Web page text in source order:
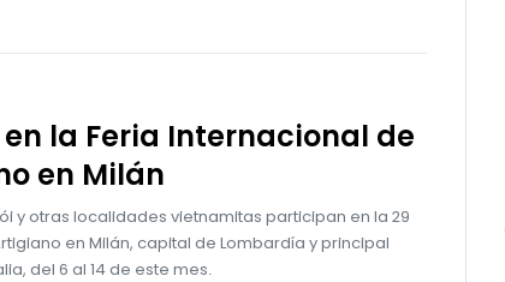
la Feria Internacional de
en Milán
y otras localidades vietnamitas participan en la 29
en Milán, capital de Lombardía y principal
del 6 al 14 de este mes.